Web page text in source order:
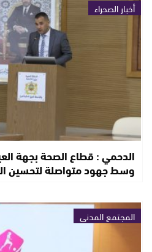
أخبار الصحراء
الدحمي : قطاع الصحة بجهة
وسط جهود متواصلة لتحسين
المجتمع المدني